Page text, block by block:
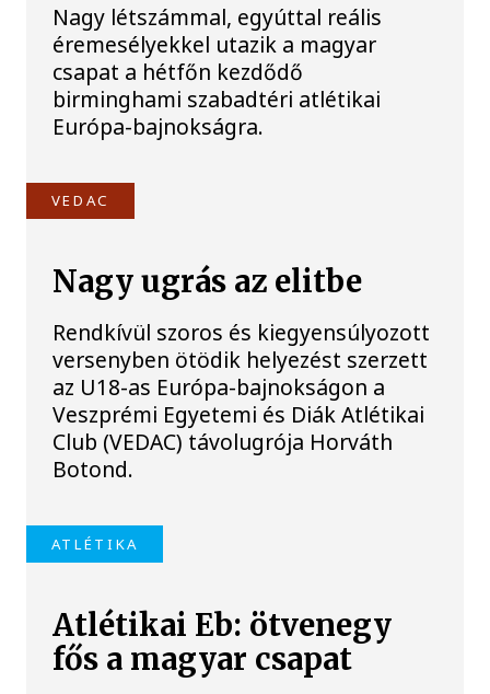
Nagy létszámmal, egyúttal reális
éremesélyekkel utazik a magyar
csapat a hétfőn kezdődő
birminghami szabadtéri atlétikai
Európa-bajnokságra.
VEDAC
Nagy ugrás az elitbe
Rendkívül szoros és kiegyensúlyozott
versenyben ötödik helyezést szerzett
az U18-as Európa-bajnokságon a
Veszprémi Egyetemi és Diák Atlétikai
Club (VEDAC) távolugrója Horváth
Botond.
ATLÉTIKA
Atlétikai Eb: ötvenegy
fős a magyar csapat